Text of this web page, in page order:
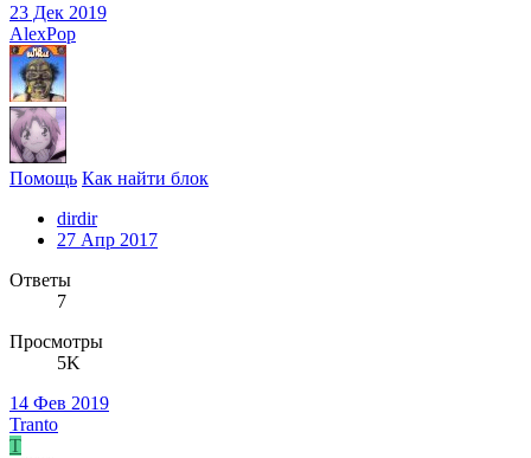
23 Дек 2019
AlexPop
Помощь Как найти блок
dirdir
27 Апр 2017
Ответы
7
Просмотры
5K
14 Фев 2019
Tranto
T